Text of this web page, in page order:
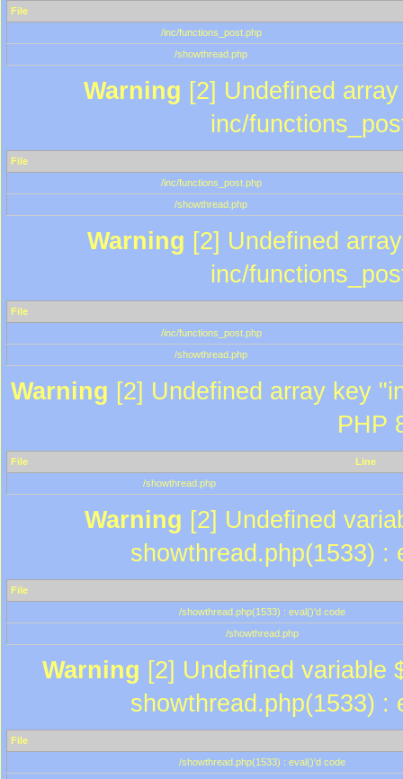
File
/inc/functions_post.php
/showthread.php
Warning [2] Undefined
inc/
File
/inc/functions_post.php
/showthread.php
Warning [2] Undefined
inc/
File
/inc/functions_post.php
/showthread.php
Warning [2] Undefined array key
PHP
File
Line
/showthread.php
Warning [2] Undefined
showthread.php(1533) :
File
/showthread.php(1533) : eval()'d code
/showthread.php
Warning [2] Undefined variable
showthread.php(1533) :
File
/showthread.php(1533) : eval()'d code